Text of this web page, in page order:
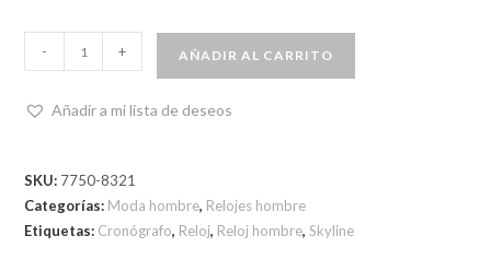
- + AÑADIR AL CARRITO
Añadir a mi lista de deseos
SKU: 7750-8321
Categorías: Moda hombre, Relojes hombre
Etiquetas: Cronógrafo, Reloj, Reloj hombre,Skyline